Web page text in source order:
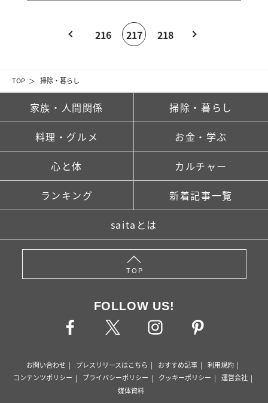
TOP 掃除・暮らし
216 217 218
家族・人間関係 掃除・暮らし
料理・グルメ お金・学ぶ
心と体 カルチャー
ランキング 新着記事一覧
saitaとは
TOP
FOLLOW US!
お問い合わせ プレスリリースはこちら おすすめ記事
利用規約
コンテンツポリシー
プライバシーポリシー クッキーポリシー
運営会社
媒体資料